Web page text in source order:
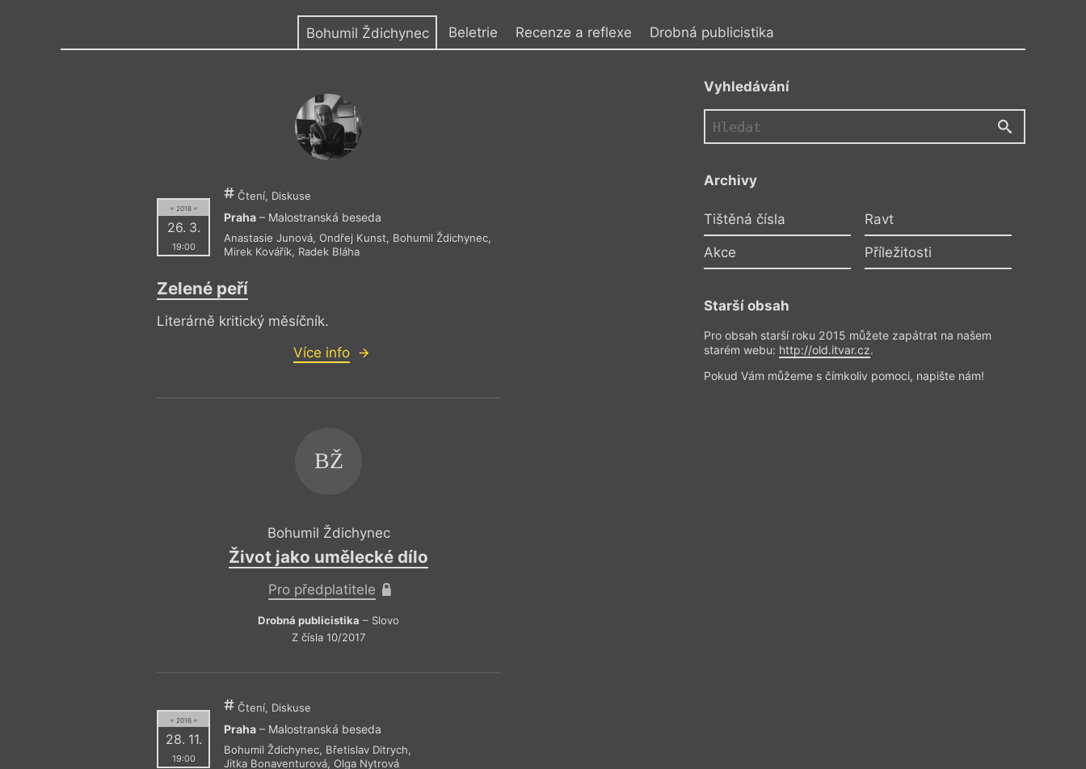
Výroční ceny
Bohumil Ždichynec Beletrie Recenze a reflexe Drobná publicistika
= 2018 =
26. 3.
19:00
Čtení, Diskuse
Praha – Malostranská beseda
Anastasie Junová,Ondřej Kunst, Bohumil Ždichynec,
Mirek Kovářík, Radek Bláha
Zelené peří
Literárně kritický měsíčník.
Více info
BŽ
Bohumil Ždichynec
Život jako umělecké dílo
Pro předplatitele
Drobná publicistika – Slovo
Z čísla 10/2017
= 2016 =
28. 11.
19:00
Čtení, Diskuse
Praha – Malostranská beseda
Bohumil Ždichynec, Břetislav Ditrych,
Jitka Bonaventurová,Olga Nytrová
Vyhledávání
Archivy
Tištěná čísla Ravt
Akce Příležitosti
Starší obsah
Pro obsah starší roku 2015 můžete zapátrat na našem
starém webu: http://old.itvar.cz.
Pokud Vám můžeme s čímkoliv pomoci, napište nám!